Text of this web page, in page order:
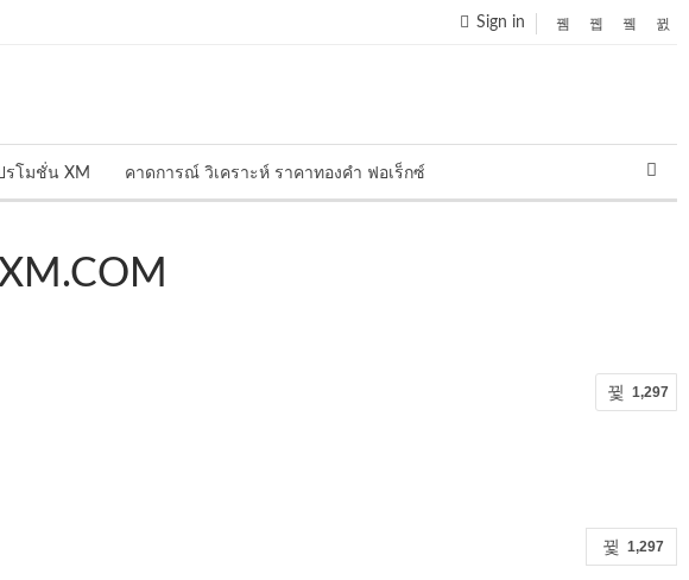
Sign in
รโมชั่น XM คาดการณ์ วิเคราะห์ ราคาทองคำ ฟอเร็กซ์
1,297
1,297